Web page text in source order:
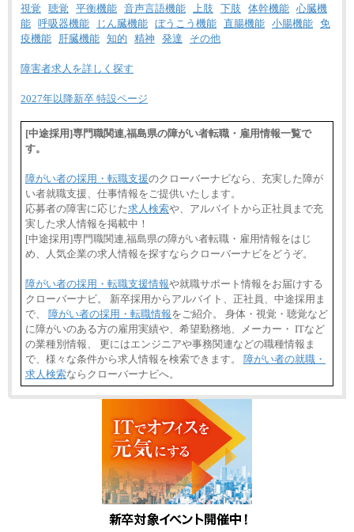
視覚
聴覚 平衡機能 音声言語機能 上肢 下肢 体幹機能 心臓機
能 呼吸器機能 じん臓機能 ぼうこう機能 直腸機能 小腸機能 免
疫機能
肝臓機能 知的 精神 発達 その他
障害者求人を詳しく探す
2027年以降新卒 特設ページ
[中途採用]専門職関連,福島県の障がい者転職・雇用情報一覧で
す。
障がい者の採用・転職支援のクローバーナビなら、充実した障が
い者就職支援、仕事情報をご提供いたします。
応募者の障害に応じた求人検索や、アルバイトから正社員まで充
実した求人情報を掲載中！
[中途採用]専門職関連,福島県の障がい者転職・雇用情報をはじ
め、人気企業の求人情報を探すならクローバーナビをどうぞ。
障がい者の採用・転職支援情報や就職サポート情報をお届けする
クローバーナビ。 新卒採用からアルバイト、正社員、中途採用ま
で、 障がい者の採用・転職情報をご紹介。 身体・視覚・聴覚など
に障がいのある方の雇用実績や、希望勤務地、メーカー・ ITなど
の業種別情報、 更にはエンジニアや事務関連などの職種情報ま
で、様々な条件から求人情報を検索できます。 障がい者の就職・
求人検索ならクローバーナビへ。